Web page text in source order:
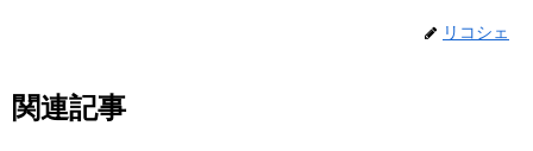
リコシェ
関連記事